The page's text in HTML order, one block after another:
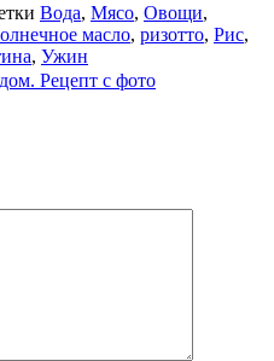
Вода, Мясо, Овощи,
масло, ризотто, Рис,
, Ужин
Рецепт с фото